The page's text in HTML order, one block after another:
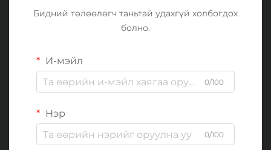
Бидний төлөөлөгч таньтай удахгүй холбогдох
болно.
И-мэйл
0/100
Нэр
0/100